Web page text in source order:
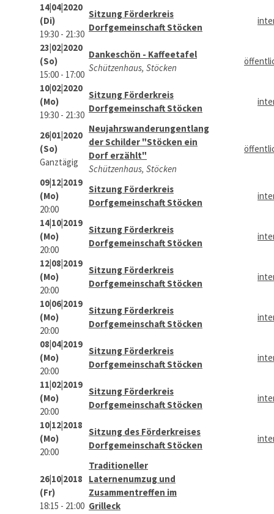
14|04|2020
(Di)
19:30 - 21:30
Sitzung Förderkreis
Dorfgemeinschaft Stöcken
23|02|2020
(So)
15:00 - 17:00
Dankeschön - Kaffeetafel
Schützenhaus, Stöcken
10|02|2020
(Mo)
19:30 - 21:30
Sitzung Förderkreis
Dorfgemeinschaft Stöcken
26|01|2020
(So)
Ganztägig
Neujahrswanderungentlang
der Schilder "Stöcken ein
Dorf erzählt"
Schützenhaus, Stöcken
09|12|2019
(Mo)
20:00
Sitzung Förderkreis
Dorfgemeinschaft Stöcken
14|10|2019
(Mo)
20:00
Sitzung Förderkreis
Dorfgemeinschaft Stöcken
12|08|2019
(Mo)
20:00
Sitzung Förderkreis
Dorfgemeinschaft Stöcken
10|06|2019
(Mo)
20:00
Sitzung Förderkreis
Dorfgemeinschaft Stöcken
08|04|2019
(Mo)
20:00
Sitzung Förderkreis
Dorfgemeinschaft Stöcken
11|02|2019
(Mo)
20:00
Sitzung Förderkreis
Dorfgemeinschaft Stöcken
10|12|2018
(Mo)
20:00
Sitzung des Förderkreises
Dorfgemeinschaft Stöcken
26|10|2018
(Fr)
18:15 - 21:00
Traditioneller
Laternenumzug und
Zusammentreffen im
Grilleck